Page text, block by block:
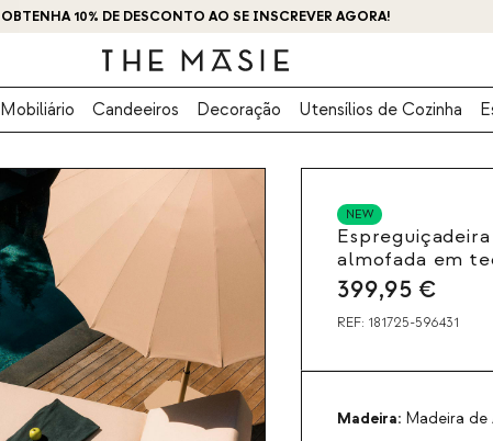
OBTENHA 10% DE DESCONTO AO SE INSCREVER AGORA!
Mobiliário Candeeiros Decoração Utensílios de Cozinha
NEW
almofada em
399,95 €
REF: 181725-596431
Madeira: Madeira de